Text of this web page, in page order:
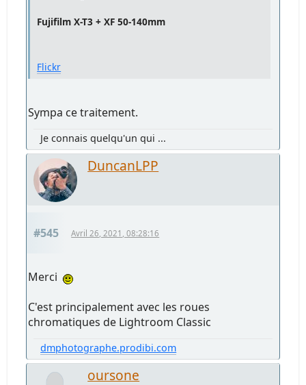
Fujifilm X-T3 + XF 50-140mm
Flickr
Sympa ce traitement.
Je connais quelqu'un qui ...
DuncanLPP
#545 Avril 26, 2021, 08:28:16
Merci
C'est principalement avec les roues
chromatiques de Lightroom Classic
dmphotographe.prodibi.com
oursone